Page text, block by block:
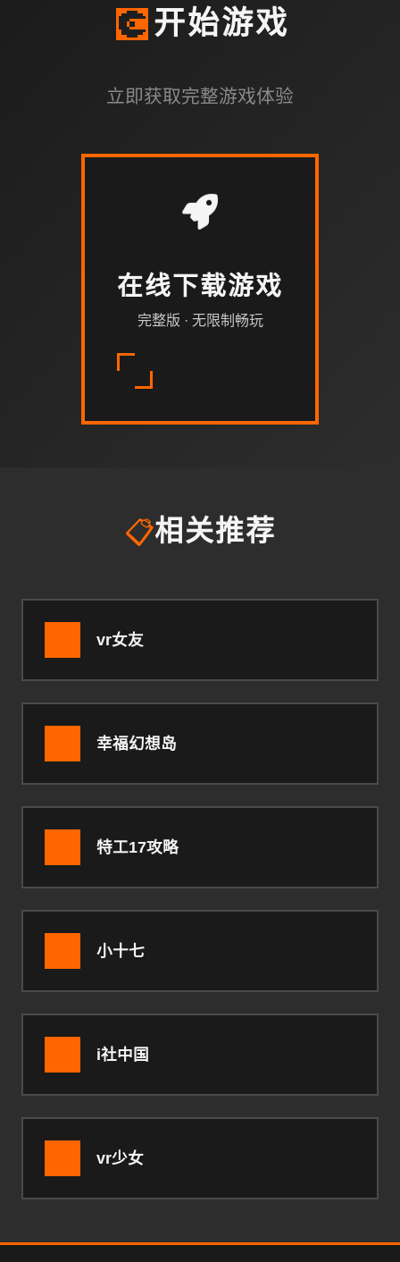
💽 开始游戏
立即获取完整游戏体验
在线下载游戏
完整版 · 无限制畅玩
📋相关推荐
vr女友
幸福幻想岛
特工17攻略
小十七
i社中国
vr少女